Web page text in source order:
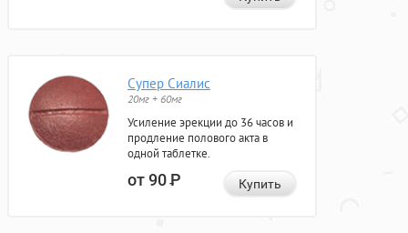
Супер Сиалис
20мг + 60мг
Усиление эрекции до 36 часов и
продление полового акта в
одной таблетке.
от 90Р Купить